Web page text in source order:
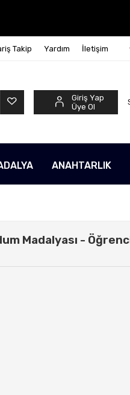
Takip Yardım İletişim
Giriş Yap
Üye Ol
ANAHTARLIK
Madalyası -